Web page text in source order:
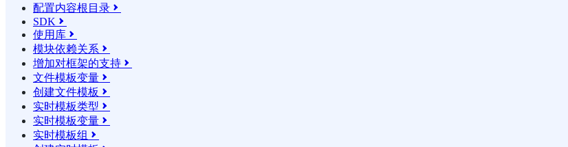
配置内容根目录 
SDK 
使用库 
模块依赖关系 
增加对框架的支持 
文件模板变量 
创建文件模板 
实时模板类型 
实时模板变量 
实时模板组 